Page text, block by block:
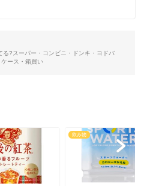
?スーパー・コンビニ・ドンキ・ヨドバ
ース・箱買い
飲み物